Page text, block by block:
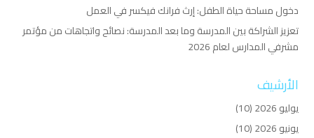
دخول مساحة حياة الطفل: إرث فرانك فيكسر في العمل
تعزيز الشراكة بين المدرسة وما بعد المدرسة: نصائح واتجاهات من مؤتمر
مشرفي المدارس لعام 2026
الأرشيف
يوليو 2026
(10)
يونيو 2026
(10)